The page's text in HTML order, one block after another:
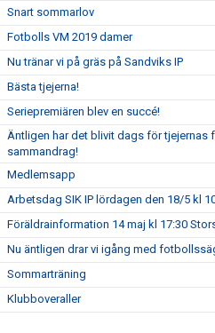
Snart sommarlov
Fotbolls VM 2019 damer
Nu tränar vi på gräs på Sandviks IP
Bästa tjejerna!
Seriepremiären blev en succé!
Äntligen har det blivit dags för tjejernas
sammandrag!
Medlemsapp
Arbetsdag SIK IP lördagen den 18/5 kl
Föräldrainformation 14 maj kl 17:30
Nu äntligen drar vi igång med
Sommarträning
Klubboveraller